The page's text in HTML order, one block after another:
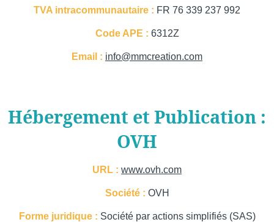
TVA intracommunautaire : FR 76 339 237 992
Code APE : 6312Z
Email : info@mmcreation.com
Hébergement et Publication :
OVH
URL : www.ovh.com
Société : OVH
Forme juridique : Société par actions simplifiés (SAS)
Offres
Coaching
Contact & Accès
Contactez-nous
Civilité :
Monsieur
Madame